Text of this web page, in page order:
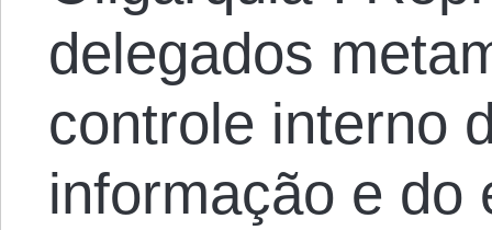
delegados
controle interno
informação e do